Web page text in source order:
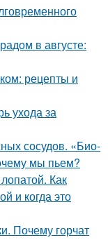
в августе:
рецепты и
ухода за
сосудов. «Био-
мы пьем?
Как
и когда это
Почему горчат